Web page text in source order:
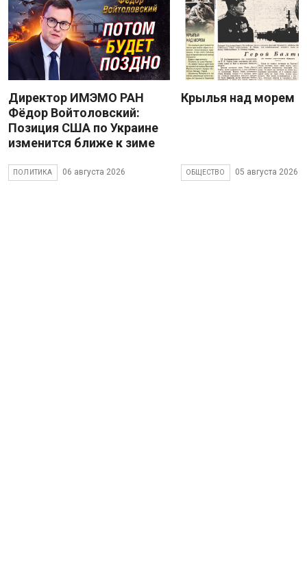
Директор ИМЭМО РАН
Фёдор Войтоловский:
Позиция США по Украине
изменится ближе к зиме
ПОЛИТИКА 06 августа 2026
Крылья над морем
ОБЩЕСТВО 05 августа 2026